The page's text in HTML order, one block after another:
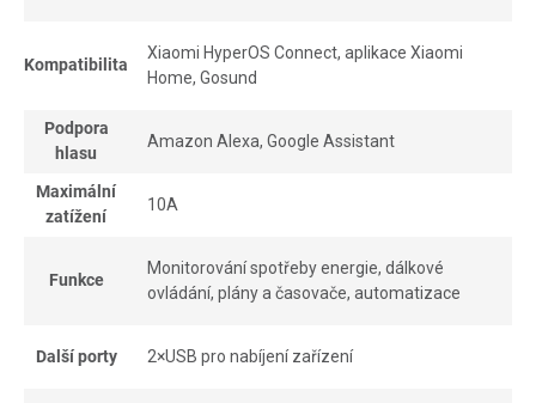
Kompatibilita
Xiaomi HyperOS Connect, aplikace Xiaomi
Home, Gosund
Podpora
hlasu
Amazon Alexa, Google Assistant
Maximální
zatížení
10A
Funkce
Monitorování spotřeby energie, dálkové
ovládání, plány a časovače, automatizace
Další porty 2×USB pro nabíjení zařízení